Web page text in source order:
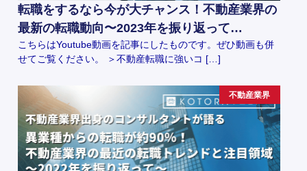
転職をするなら今が大チャンス！不動産業界の
最新の転職動向〜2023年を振り返って…
こちらはYoutube動画を記事にしたものです。ぜひ動画も併
せてご覧ください。 ＞不動産転職に強いコ […]
不動産業界